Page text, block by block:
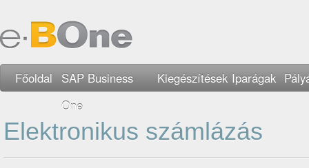
Főoldal
SAP Business
One
Kiegészítések Iparágak
Elektronikus számlázás